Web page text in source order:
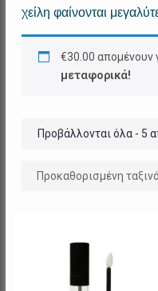
χείλη φαίνονται
€30.00 απομένουν
μεταφορικά!
Προβάλλονται όλα - 5